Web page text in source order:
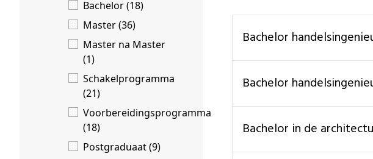
Bachelor (18)
Master (36)
Master na Master
(1)
Schakelprogramma
(21)
Voorbereidingsprogramma
(18)
Postgraduaat (9)
bachelor
bachelor
bachelor in de